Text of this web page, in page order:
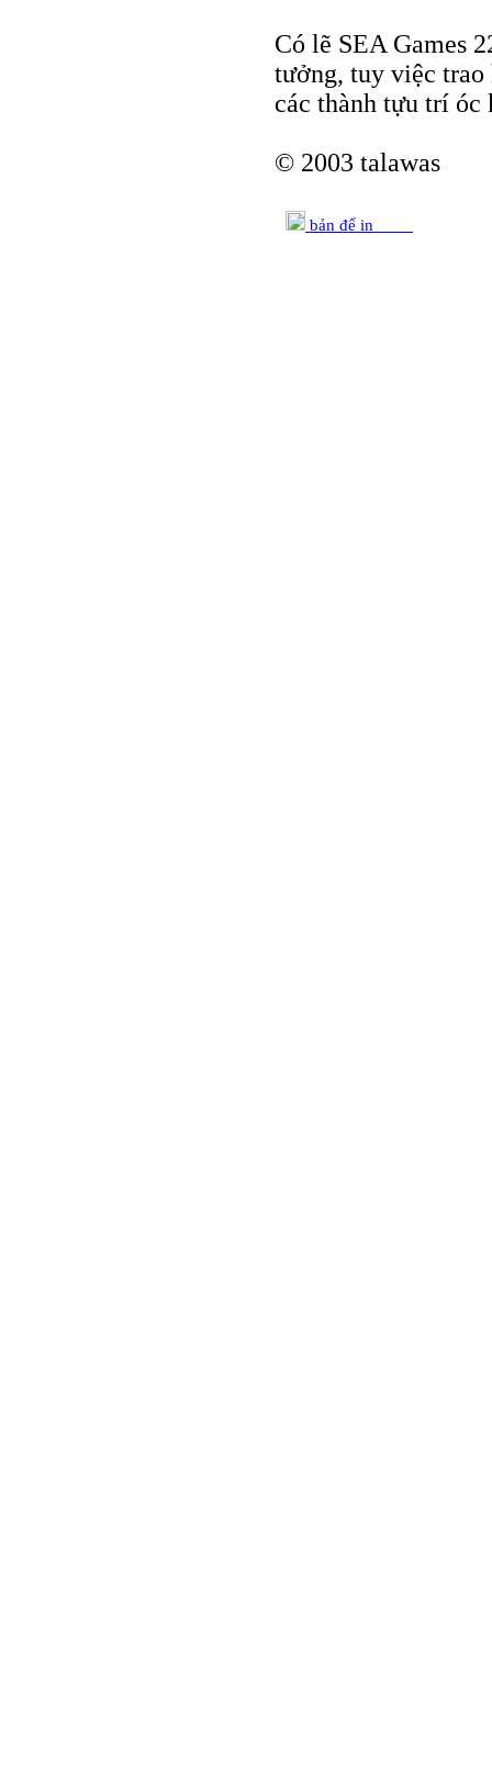
Có lẽ SEA Games
tưởng, tuy việc trao
các thành tựu trí óc
© 2003 talawas
bản để in